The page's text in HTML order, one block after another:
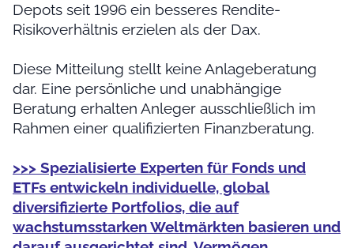
Depots seit 1996 ein besseres Rendite-
Risikoverhältnis erzielen als der Dax.
Diese Mitteilung stellt keine Anlageberatung
dar. Eine persönliche und unabhängige
Beratung erhalten Anleger ausschließlich im
Rahmen einer qualifizierten Finanzberatung.
>>> Spezialisierte Experten für Fonds und
ETFs entwickeln individuelle, global
diversifizierte Portfolios, die auf
wachstumsstarken Weltmärkten basieren und